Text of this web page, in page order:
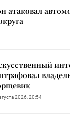
атаковал
2026, 20:54